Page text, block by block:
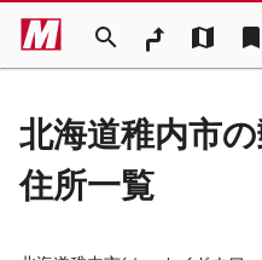
search map bookmark
北海道稚内市
住所一覧